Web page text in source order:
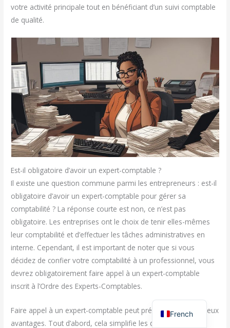
votre activité principale tout en bénéficiant d’un suivi comptable
de qualité.
Est-il obligatoire d’avoir un expert-comptable ?
Il existe une question commune parmi les entrepreneurs : est-il
obligatoire d’avoir un expert-comptable pour gérer sa
comptabilité ? La réponse courte est non, ce n’est pas
obligatoire. Les entreprises ont le choix de tenir elles-mêmes
leur comptabilité et d’effectuer les tâches administratives en
interne. Cependant, il est important de noter que si vous
décidez de confier votre comptabilité à un professionnel, vous
devrez obligatoirement faire appel à un expert-comptable
inscrit à l’Ordre des Experts-Comptables.
Faire appel à un expert-comptable peut présenter de nombreux
avantages. Tout d’abord, cela simplifie les démarches
French